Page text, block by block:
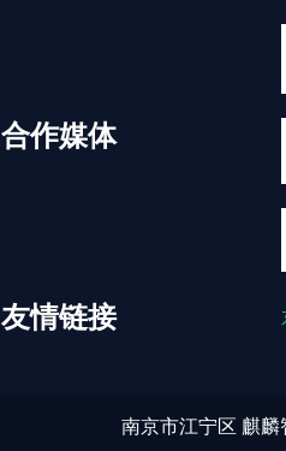
合作媒体
友情链接
南京市江宁区 麒麟